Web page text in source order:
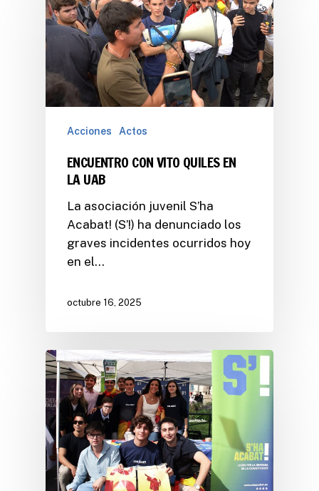
Acciones Actos
ENCUENTRO CON VITO QUILES EN
LA UAB
La asociación juvenil S’ha
Acabat! (S’!) ha denunciado los
graves incidentes ocurridos hoy
en el…
octubre 16, 2025